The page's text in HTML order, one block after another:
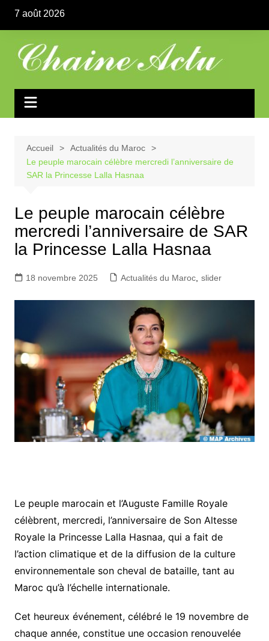
contenu
7 août 2026
Accueil
Actualités du Maroc
Le peuple marocain célèbre mercredi l’anniversaire de
SAR la Princesse Lalla Hasnaa
Le peuple marocain célèbre
mercredi l’anniversaire de SAR
la Princesse Lalla Hasnaa
18 novembre 2025 Actualités du Maroc, slider
Le peuple marocain et l’Auguste Famille Royale
célèbrent, mercredi, l’anniversaire de Son Altesse
Royale la Princesse Lalla Hasnaa, qui a fait de
l’action climatique et de la diffusion de la culture
environnementale son cheval de bataille, tant au
Maroc qu’à l’échelle internationale.
Cet heureux événement, célébré le 19 novembre de
chaque année, constitue une occasion renouvelée